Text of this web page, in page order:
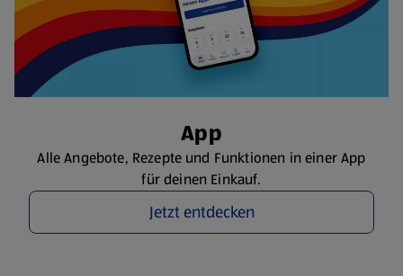
App
Alle Angebote, Rezepte und Funktionen in einer App
für deinen Einkauf.
Jetzt entdecken